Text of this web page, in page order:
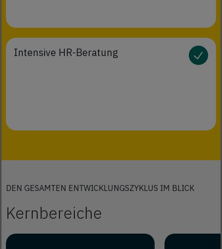
Intensive HR-Beratung
DEN GESAMTEN ENTWICKLUNGSZYKLUS IM BLICK
Kernbereiche